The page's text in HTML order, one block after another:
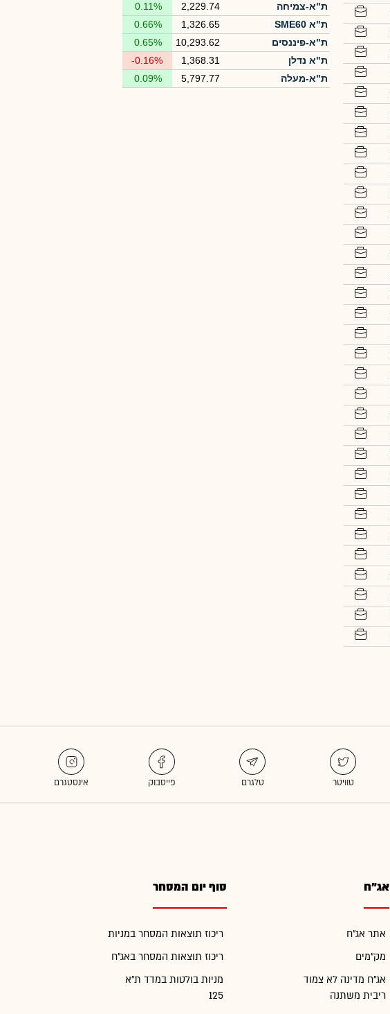
ת"א-צמיחה
2,229.74
0.11%
ת"א SME60
1,326.65
0.66%
ת"א-פיננסים
10,293.62
0.65%
ת"א נדלן
1,368.31
-0.16%
ת"א-מעלה
5,797.77
0.09%
אג"ח
אתר אג"ח
מק"מים
אג"ח מדינה לא צמוד
ריבית משתנה
סוף יום המסחר
ריכוז תוצאות המסחר במניות
ריכוז תוצאות המסחר באג"ח
מניות בולטות במדד ת"א
125